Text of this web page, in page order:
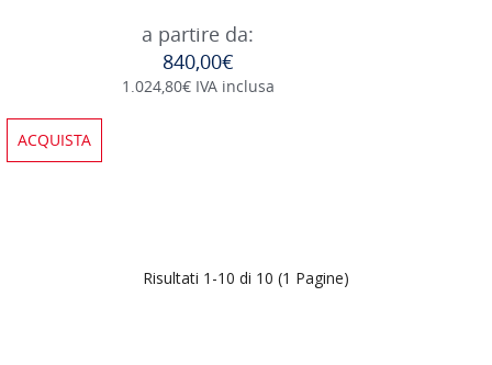
a partire da:
840,00€
1.024,80€ IVA inclusa
ACQUISTA
Risultati 1-10 di 10 (1 Pagine)